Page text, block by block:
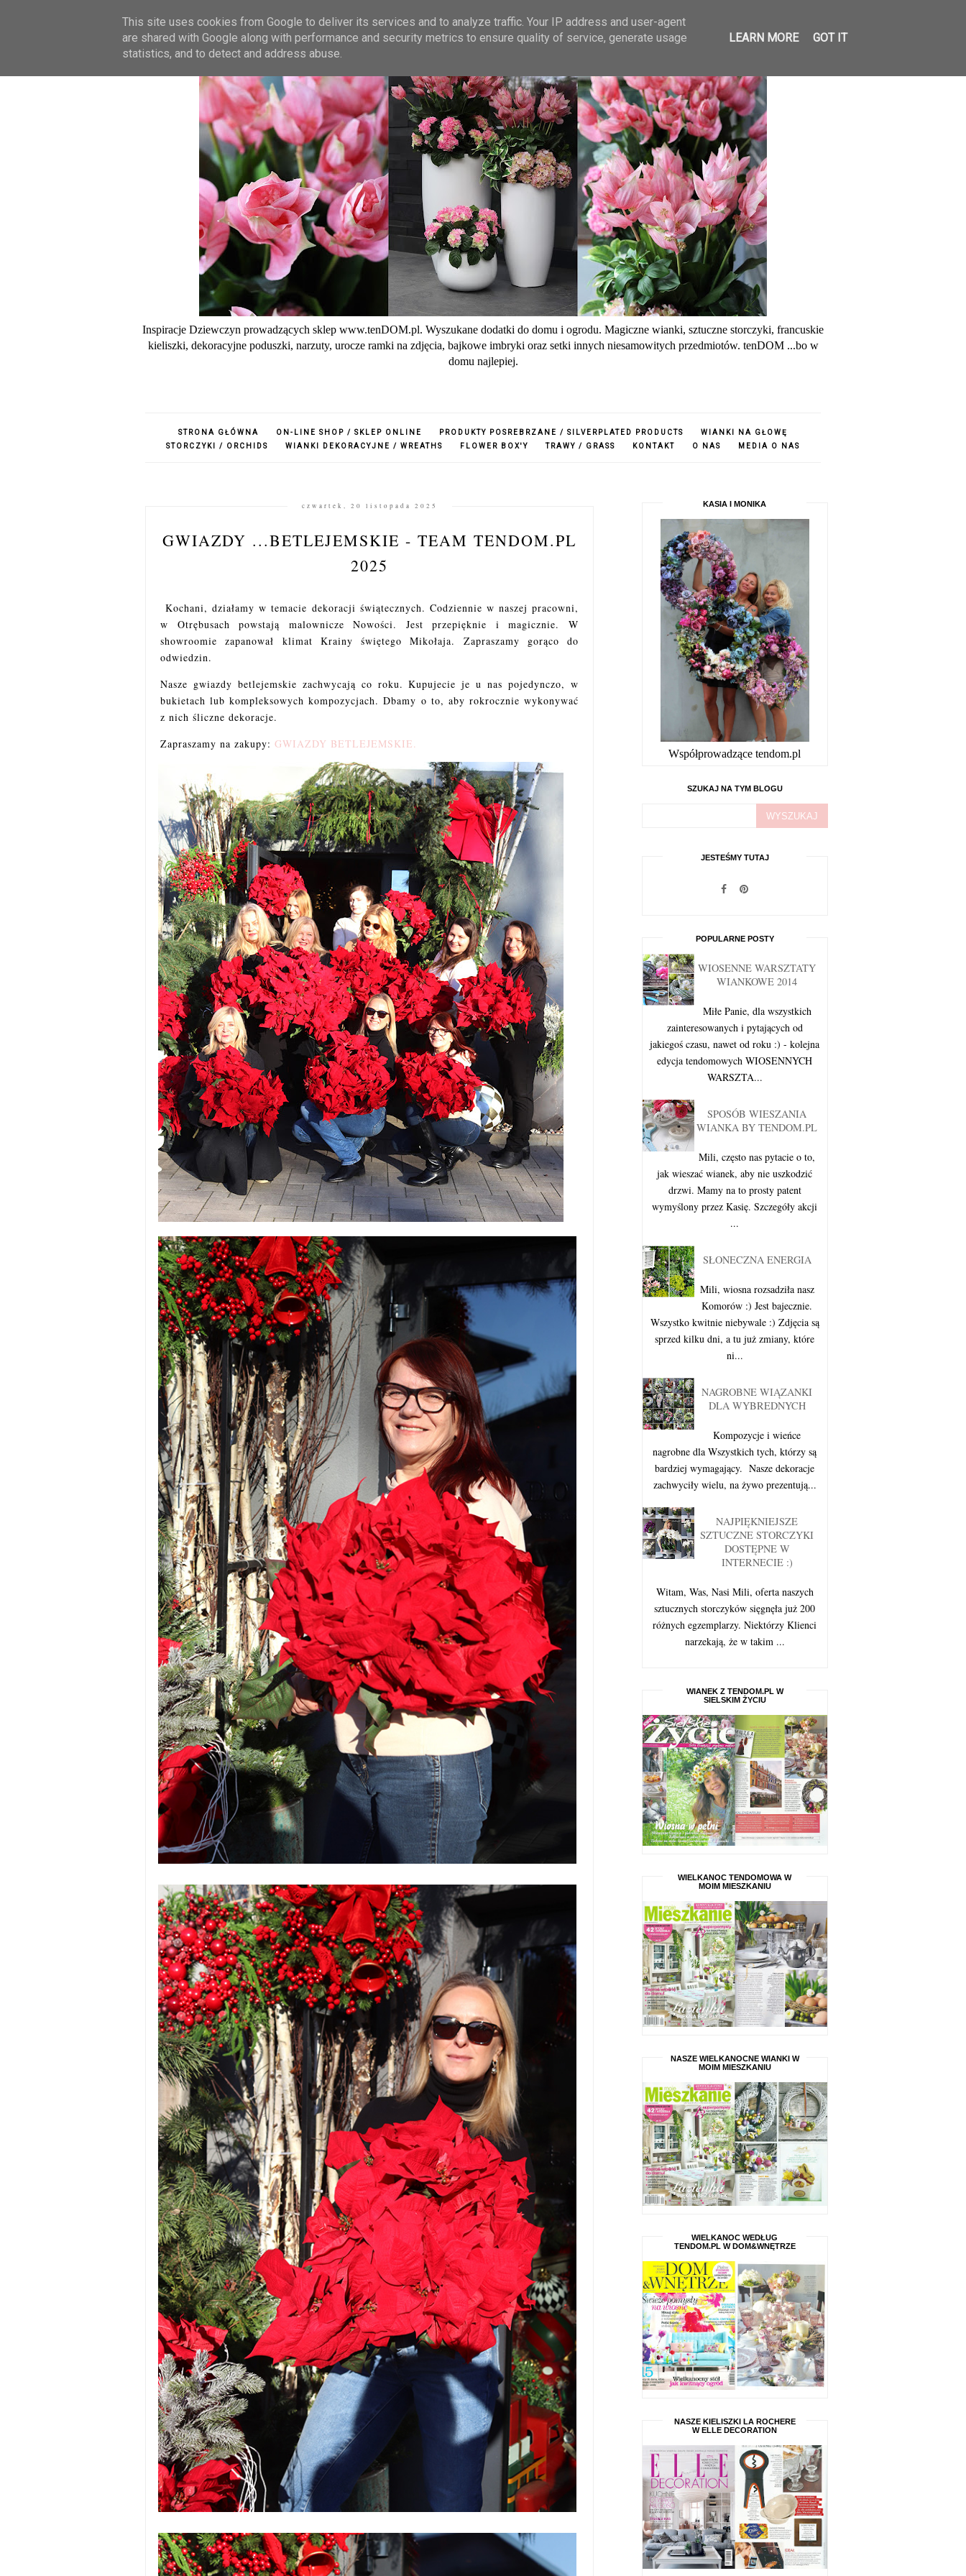
Inspiracje Dziewczyn prowadzących sklep www.tenDOM.pl. Wyszukane dodatki do domu i ogrodu. Magiczne wianki, sztuczne storczyki, francuskie
kieliszki, dekoracyjne poduszki, narzuty, urocze ramki na zdjęcia, bajkowe imbryki oraz setki innych niesamowitych przedmiotów. tenDOM ...bo w
domu najlepiej.
STRONA GŁÓWNA ON-LINE SHOP / SKLEP ONLINE PRODUKTY POSREBRZANE / SILVERPLATED PRODUCTS
WIANKI NA GŁOWĘ
STORCZYKI / ORCHIDS
WIANKI DEKORACYJNE / WREATHS FLOWER BOX'Y TRAWY / GRASS KONTAKT O NAS MEDIA O NAS
czwartek, 20 listopada 2025
GWIAZDY ...BETLEJEMSKIE - TEAM TENDOM.PL
2025
Kochani, działamy w temacie dekoracji świątecznych. Codziennie w naszej pracowni,
w Otrębusach powstają malownicze Nowości. Jest przepięknie i magicznie. W
showroomie zapanował klimat Krainy świętego Mikołaja. Zapraszamy gorąco do
odwiedzin.
Nasze gwiazdy betlejemskie zachwycają co roku. Kupujecie je u nas pojedynczo, w
bukietach lub kompleksowych kompozycjach. Dbamy o to, aby rokrocznie wykonywać
z nich śliczne dekoracje.
Zapraszamy na zakupy: GWIAZDY BETLEJEMSKIE.
KASIA I MONIKA
Współprowadzące tendom.pl
SZUKAJ NA TYM BLOGU
JESTEŚMY TUTAJ
POPULARNE POSTY
WIOSENNE WARSZTATY
WIANKOWE 2014
Miłe Panie, dla wszystkich
zainteresowanych i pytających od
jakiegoś czasu, nawet od roku :) - kolejna
edycja tendomowych WIOSENNYCH
WARSZTA...
SPOSÓB WIESZANIA
WIANKA BY TENDOM.PL
Mili, często nas pytacie o to,
jak wieszać wianek, aby nie uszkodzić
drzwi. Mamy na to prosty patent
wymyślony przez Kasię. Szczegóły akcji
...
SŁONECZNA ENERGIA
Mili, wiosna rozsadziła nasz
Komorów :) Jest bajecznie.
Wszystko kwitnie niebywale :) Zdjęcia są
sprzed kilku dni, a tu już zmiany, które
ni...
NAGROBNE WIĄZANKI
DLA WYBREDNYCH
Kompozycje i wieńce
nagrobne dla Wszystkich tych, którzy są
bardziej wymagający. Nasze dekoracje
zachwyciły wielu, na żywo prezentują...
NAJPIĘKNIEJSZE
SZTUCZNE STORCZYKI
DOSTĘPNE W
INTERNECIE :)
Witam, Was, Nasi Mili, oferta naszych
sztucznych storczyków sięgnęła już 200
różnych egzemplarzy. Niektórzy Klienci
narzekają, że w takim ...
WIANEK Z TENDOM.PL W
SIELSKIM ŻYCIU
WIELKANOC TENDOMOWA W
MOIM MIESZKANIU
NASZE WIELKANOCNE WIANKI W
MOIM MIESZKANIU
WIELKANOC WEDŁUG
TENDOM.PL W DOM&WNĘTRZE
NASZE KIELISZKI LA ROCHERE
W ELLE DECORATION
This site uses cookies from Google to deliver its services and to analyze traffic. Your IP address and user-agent
are shared with Google along with performance and security metrics to ensure quality of service, generate usage
statistics, and to detect and address abuse.
LEARN MORE GOT IT